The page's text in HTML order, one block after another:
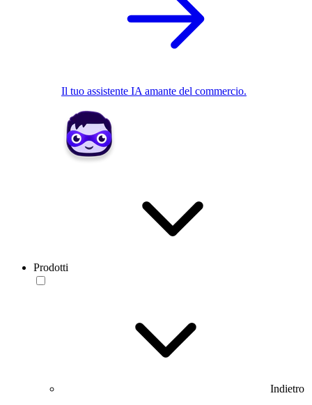
Il tuo assistente IA amante del commercio.
Prodotti
Indietro